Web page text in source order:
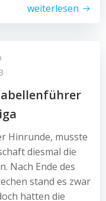
weiterlesen
Hinrunde, musste
diesmal die
Nach Ende des
stand es zwar
hatten die